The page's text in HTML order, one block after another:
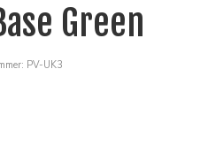
Green
PV-UK3